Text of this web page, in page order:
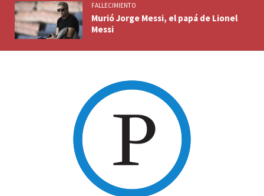
FALLECIMIENTO
Murió Jorge Messi, el papá de Lionel
Messi